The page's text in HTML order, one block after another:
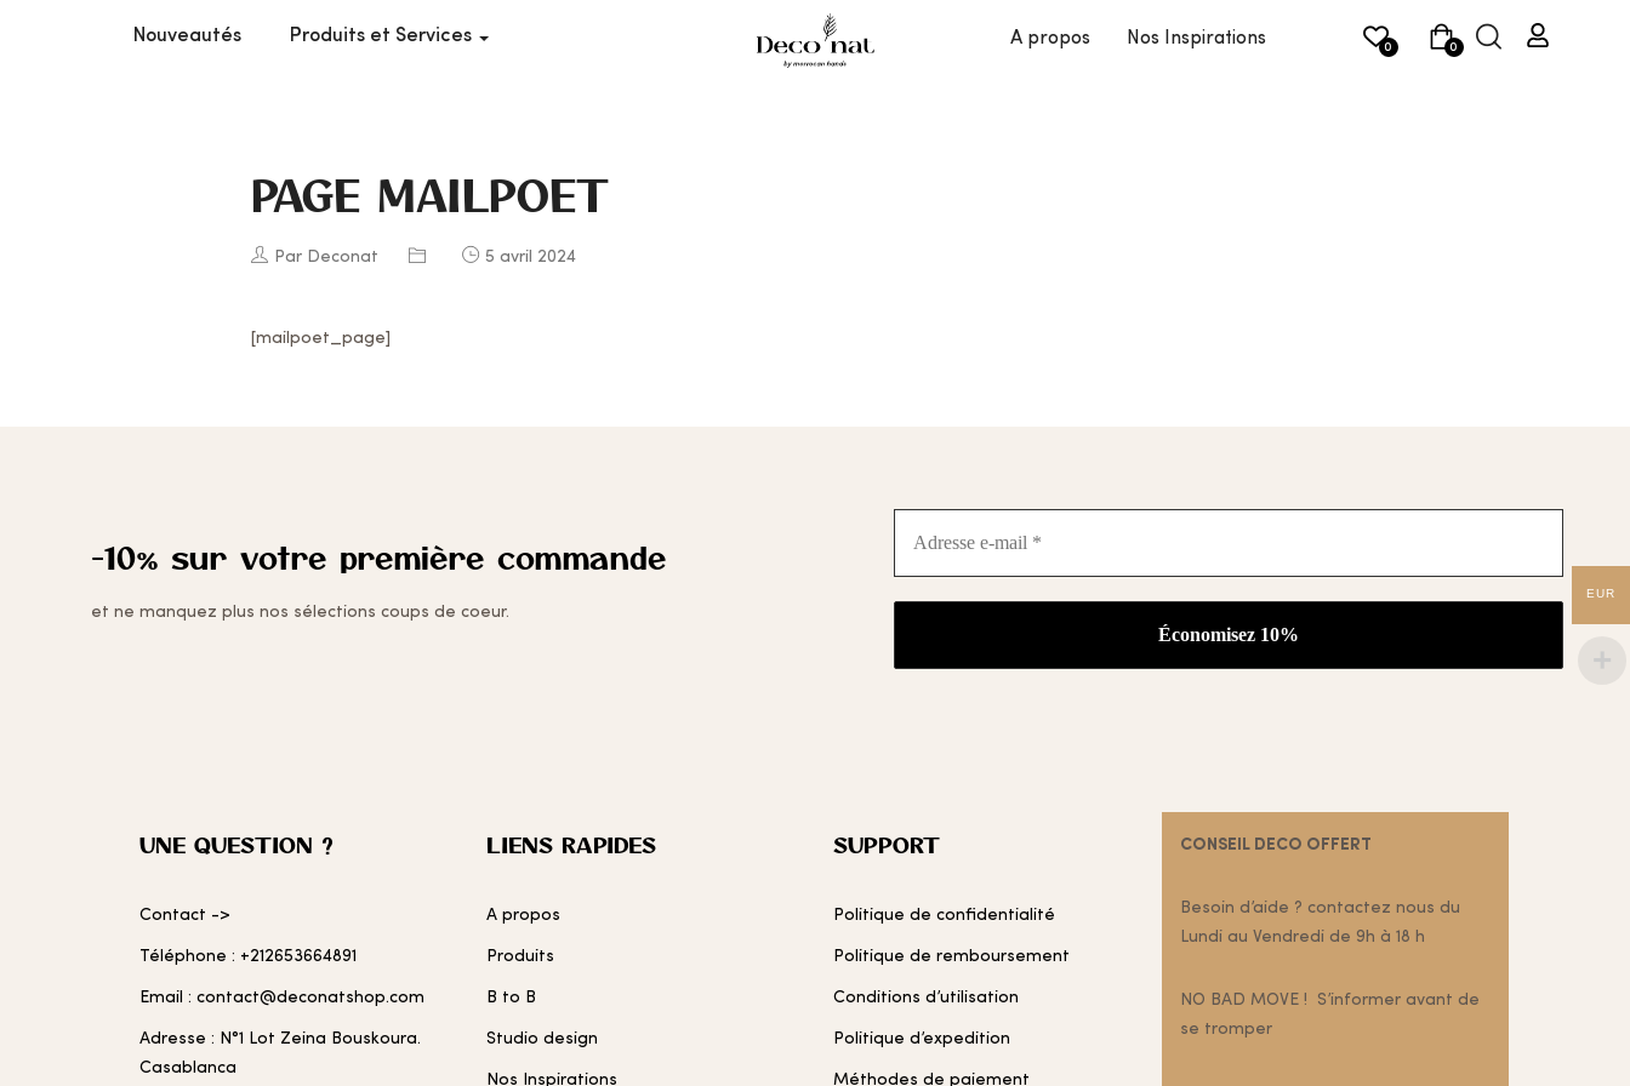
Nouveautés Produits et Services A propos Nos Inspirations 0
0
PAGE MAILPOET
Par Deconat 5 avril 2024
[mailpoet_page]
-10% sur votre première commande
et ne manquez plus nos sélections coups de coeur.
UNE QUESTION ?
Contact ->
Téléphone : +212653664891
Email : contact@deconatshop.com
Adresse : N°1 Lot Zeina Bouskoura.
Casablanca
LIENS RAPIDES
A propos
Produits
B to B
Studio design
Nos Inspirations
SUPPORT
Politique de confidentialité
Politique de remboursement
Conditions d’utilisation
Politique d’expedition
Méthodes de paiement
CONSEIL DECO OFFERT
Besoin d’aide ? contactez nous du
Lundi au Vendredi de 9h à 18 h
NO BAD MOVE ! S’informer avant de
se tromper
EUR